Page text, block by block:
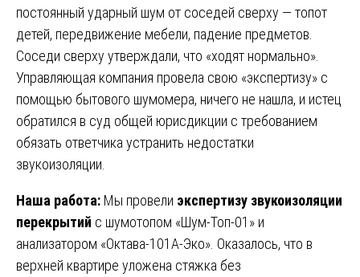
постоянный ударный шум от соседей сверху — топот
детей, передвижение мебели, падение предметов.
Соседи сверху утверждали, что «ходят нормально».
Управляющая компания провела свою «экспертизу» с
помощью бытового шумомера, ничего не нашла, и истец
обратился в суд общей юрисдикции с требованием
обязать ответчика устранить недостатки
звукоизоляции.
Наша работа: Мы провели экспертизу звукоизоляции
перекрытий с шумотопом «Шум-Топ-01» и
анализатором «Октава-101А-Эко». Оказалось, что в
верхней квартире уложена стяжка без